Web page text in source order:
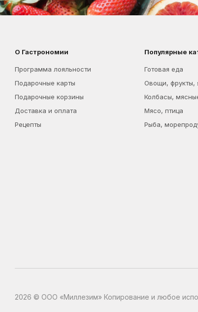
О Гастрономии
Программа лояльности
Подарочные карты
Подарочные корзины
Доставка и оплата
Рецепты
Популярные
Готовая еда
Овощи, фрукты,
Колбасы,
Мясо, птица
Рыба,
2026 © ООО «Миллезим» Копирование и любое